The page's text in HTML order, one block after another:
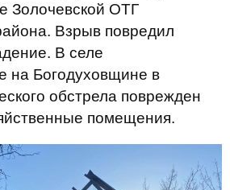
Золочевской ОТГ
Взрыв повредил
В селе
на Богодуховщине в
обстрела поврежден
помещения.